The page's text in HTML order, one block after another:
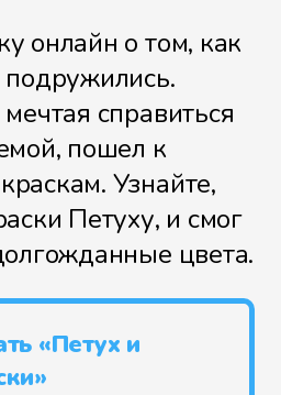
онлайн о том, как
подружились.
справиться
пошел к
Узнайте,
Петуху, и смог
цвета.
«Петух и